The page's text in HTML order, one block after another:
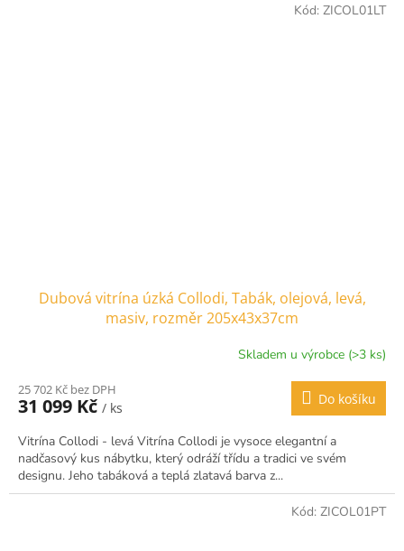
Dubová vitrína úzká Collodi, Tabák, olejová, levá,
masiv, rozměr 205x43x37cm
Skladem u výrobce (>3 ks)
25 702 Kč bez DPH
31 099 Kč / ks
Do košíku
Vitrína Collodi - levá Vitrína Collodi je vysoce elegantní a
nadčasový kus nábytku, který odráží třídu a tradici ve svém
designu. Jeho tabáková a teplá zlatavá barva z...
Kód: ZICOL01LT
Kód: ZICOL01PT